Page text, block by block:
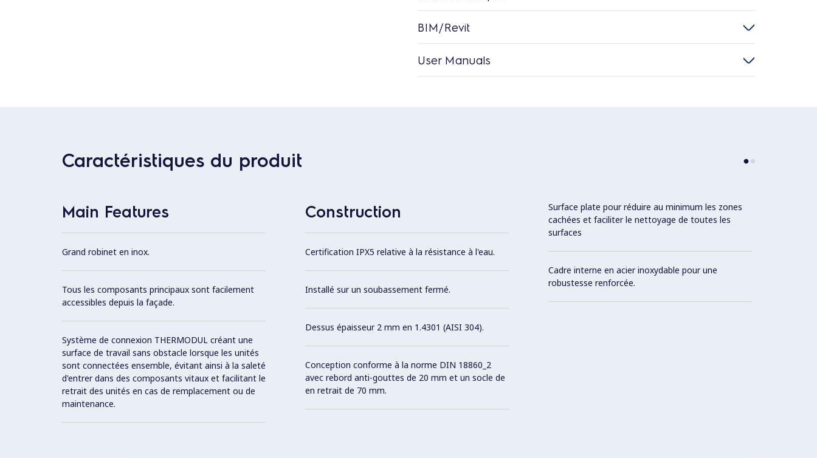
BIM/Revit
User Manuals
Caractéristiques du produit
Main Features
Grand robinet en inox.
Tous les composants principaux sont facilement
accessibles depuis la façade.
Système de connexion THERMODUL créant une
surface de travail sans obstacle lorsque les unités
sont connectées ensemble, évitant ainsi à la saleté
d'entrer dans des composants vitaux et facilitant le
retrait des unités en cas de remplacement ou de
maintenance.
Construction
Certification IPX5 relative à la résistance à l'eau.
Installé sur un soubassement fermé.
Dessus épaisseur 2 mm en 1.4301 (AISI 304).
Conception conforme à la norme DIN 18860_2
avec rebord anti-gouttes de 20 mm et un socle de
en retrait de 70 mm.
Surface plate pour réduire au minimum les zones
cachées et faciliter le nettoyage de toutes les
surfaces
Cadre interne en acier inoxydable pour une
robustesse renforcée.